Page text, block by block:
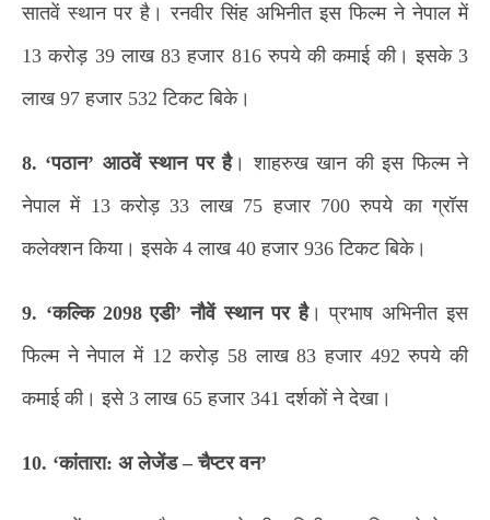
सातवें स्थान पर है। रनवीर सिंह अभिनीत इस फिल्म ने नेपाल में
13 करोड़ 39 लाख 83 हजार 816 रुपये की कमाई की। इसके 3
लाख 97 हजार 532 टिकट बिके।
8. ‘पठान’ आठवें स्थान पर है। शाहरुख खान की इस फिल्म ने
नेपाल में 13 करोड़ 33 लाख 75 हजार 700 रुपये का ग्रॉस
कलेक्शन किया। इसके 4 लाख 40 हजार 936 टिकट बिके।
9. ‘कल्कि 2098 एडी’ नौवें स्थान पर है। प्रभाष अभिनीत इस
फिल्म ने नेपाल में 12 करोड़ 58 लाख 83 हजार 492 रुपये की
कमाई की। इसे 3 लाख 65 हजार 341 दर्शकों ने देखा।
10. ‘कांतारा: अ लेजेंड – चैप्टर वन’